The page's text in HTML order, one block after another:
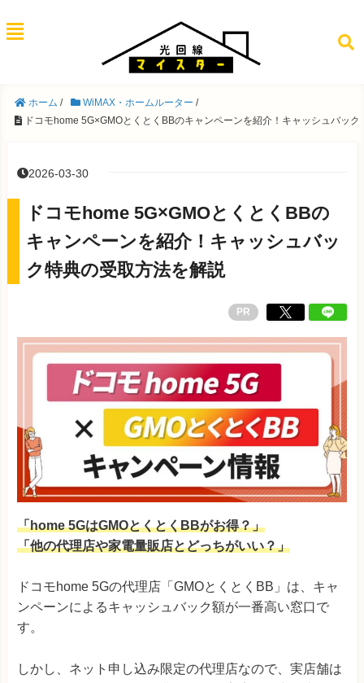
ホーム / WiMAX・ホームルーター /
ドコモhome 5G×GMOとくとくBBのキャンペーンを紹介！キャッシュバッ
2026-03-30
ドコモhome 5G×GMOとくとくBBの
キャンペーンを紹介！キャッシュバッ
ク特典の受取方法を解説
PR
「home 5GはGMOとくとくBBがお得？」
「他の代理店や家電量販店とどっちがいい？」
ドコモhome 5Gの代理店「GMOとくとくBB」は、キャ
ンペーンによるキャッシュバック額が一番高い窓口で
す。
しかし、ネット申し込み限定の代理店なので、実店舗は